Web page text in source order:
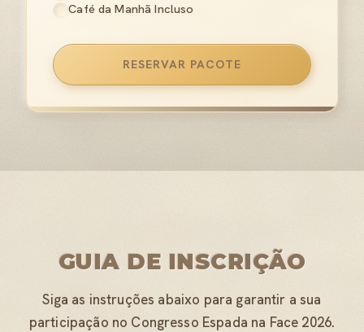
Café da Manhã Incluso
RESERVAR PACOTE
GUIA DE INSCRIÇÃO
Siga as instruções abaixo para garantir a sua
participação no Congresso Espada na Face 2026.